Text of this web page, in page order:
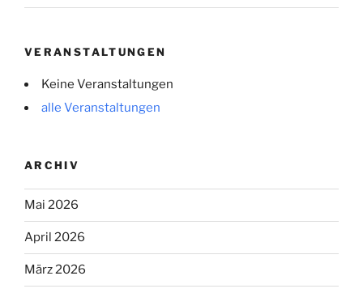
VERANSTALTUNGEN
Keine Veranstaltungen
alle Veranstaltungen
ARCHIV
Mai 2026
April 2026
März 2026